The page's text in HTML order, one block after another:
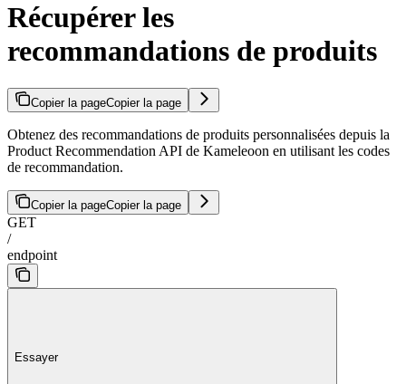
Récupérer les
recommandations de produits
Copier la pageCopier la page
Obtenez des recommandations de produits personnalisées depuis la
Product Recommendation API de Kameleoon en utilisant les codes
de recommandation.
Copier la pageCopier la page
GET
/
endpoint
Essayer